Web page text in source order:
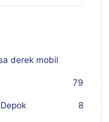
derek mobil
79
8